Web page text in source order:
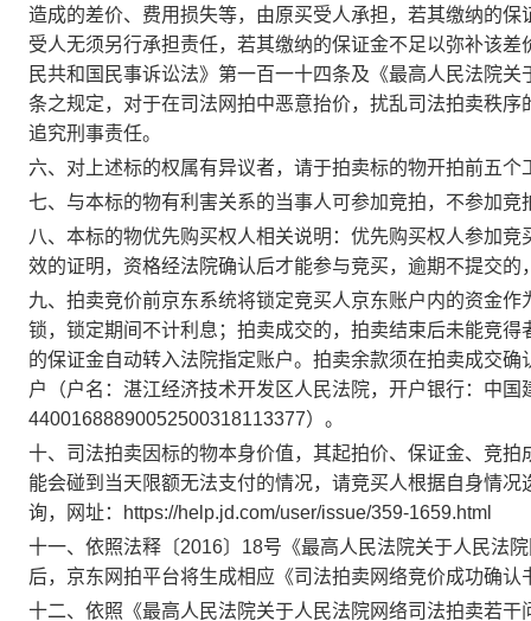
造成的差价、费用损失等，由原买受人承担，若其缴纳的
受人无须另行承担责任，若其缴纳的保证金不足以弥补该
民共和国民事诉讼法》第一百一十四条及《最高人民法院关
条之规定，对于在司法网拍中恶意抬价，扰乱司法拍卖秩
追究刑事责任。
六、对上述标的权属有异议者，请于拍卖标的物开拍前五个
七、 与本标的物有利害关系的当事人可参加竞拍，不参加
八、 本标的物优先购买权人相关说明：优先购买权人参加竞
效的证明，资格经法院确认后才能参与竞买，逾期不提交
九、 拍卖竞价前京东系统将锁定竞买人京东账户内的资金作
锁，锁定期间不计利息；拍卖成交的，拍卖结束后未能竞
的保证金自动转入法院指定账户。 拍卖余款须在拍卖成交确
户（户名：湛江经济技术开发区人民法院，开户银行：中
44001688890052500318113377）。
十、 司法拍卖因标的物本身价值，其起拍价、保证金、竞
能会碰到当天限额无法支付的情况，请竞买人根据自身情
询，网址：
https://help.jd.com/user/issue/359-1659.html
十一、 依照法释〔2016〕 18号《最高人民法院关于人民法
后，京东网拍平台将生成相应《司法拍卖网络竞价成功确
十二、依照《最高人民法院关于人民法院网络司法拍卖若